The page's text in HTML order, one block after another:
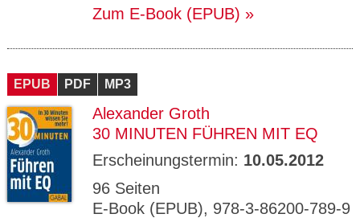
Zum E-Book (EPUB)
EPUB PDF MP3
Alexander Groth
30 MINUTEN FÜHREN MIT EQ
Erscheinungstermin: 10.05.2012
96 Seiten
E-Book (EPUB), 978-3-86200-789-9